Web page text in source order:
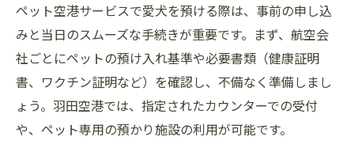
ペット空港サービスで愛犬を預ける際は、事前の申し込
みと当日のスムーズな手続きが重要です。まず、航空会
社ごとにペットの預け入れ基準や必要書類（健康証明
書、ワクチン証明など）を確認し、不備なく準備しまし
ょう。羽田空港では、指定されたカウンターでの受付
や、ペット専用の預かり施設の利用が可能です。